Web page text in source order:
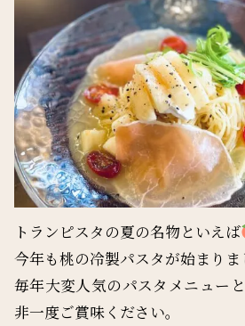
トランピスタの夏の名物といえば
今年も桃の冷製パスタが始まりま
毎年大変人気のパスタメニュー
非一度ご賞味ください。